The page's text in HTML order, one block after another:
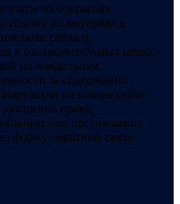
взяты из открытых
на материал в
сайта и
в ознакомительных целях.
их владельцам.
за содержание
на нашем сайте
права,
или организации,
форму обратной связи.